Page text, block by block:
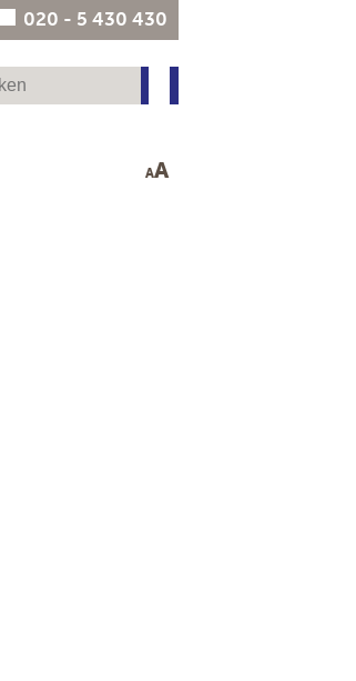
020 - 5 430 430
AA